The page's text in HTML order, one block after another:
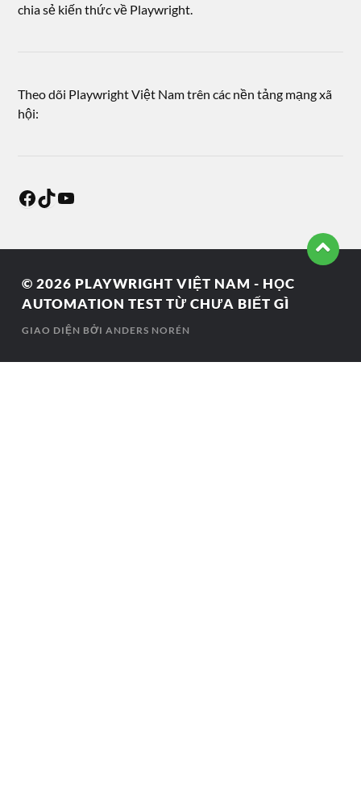
chia sẻ kiến thức về Playwright.
Theo dõi Playwright Việt Nam trên các nền tảng mạng xã
hội:
© 2026 PLAYWRIGHT VIỆT NAM - HỌC
AUTOMATION TEST TỪ CHƯA BIẾT GÌ
GIAO DIỆN BỞI ANDERS NORÉN